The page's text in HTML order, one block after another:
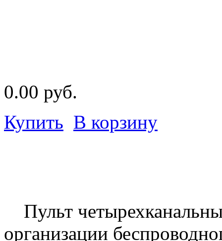
0.00 руб.
Купить В корзину
Пульт
организации